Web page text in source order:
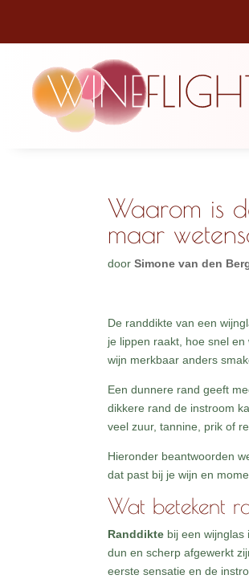
Waarom is
maar
doorSimone van den
De randdikte van een
je lippen raakt, hoe snel
wijn merkbaar anders
Een dunnere rand geeft
dikkere rand de instroom
veel zuur, tannine, prik of
Hieronder beantwoorden
dat past bij je wijn en
Wat betekent
Randdikte bij een
dun en scherp afgewerkt
eerste sensatie en de